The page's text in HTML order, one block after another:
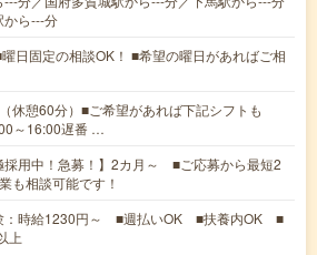
から---分
日固定の相談OK！ ■希望の曜日があればご相
休憩60分）■ご希望があれば下記シフトも
～16:00遅番 …
採用中！急募！】2カ月～ ■ご応募から最短2
も相談可能です！
：時給1230円～ ■週払いOK ■扶養内OK ■
上